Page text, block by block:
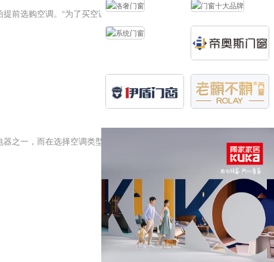
前选购空调。“为了买空调我
之一，而在选择空调类型